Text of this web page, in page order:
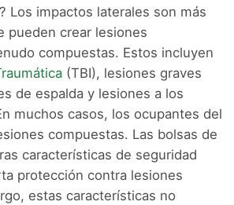
Los impactos laterales son más
pueden crear lesiones
compuestas. Estos incluyen
(TBI), lesiones graves
de espalda y lesiones a los
muchos casos, los ocupantes del
compuestas. Las bolsas de
características de seguridad
protección contra lesiones
estas características no